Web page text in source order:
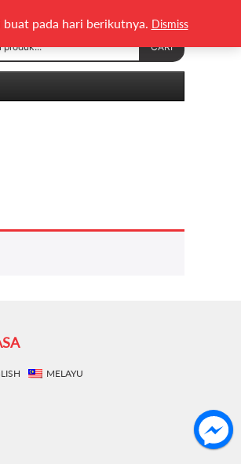
CARI
MELAYU
buat pada hari berikutnya. Dismiss